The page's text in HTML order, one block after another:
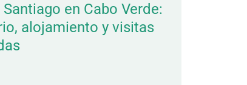
en Cabo Verde:
alojamiento y visitas